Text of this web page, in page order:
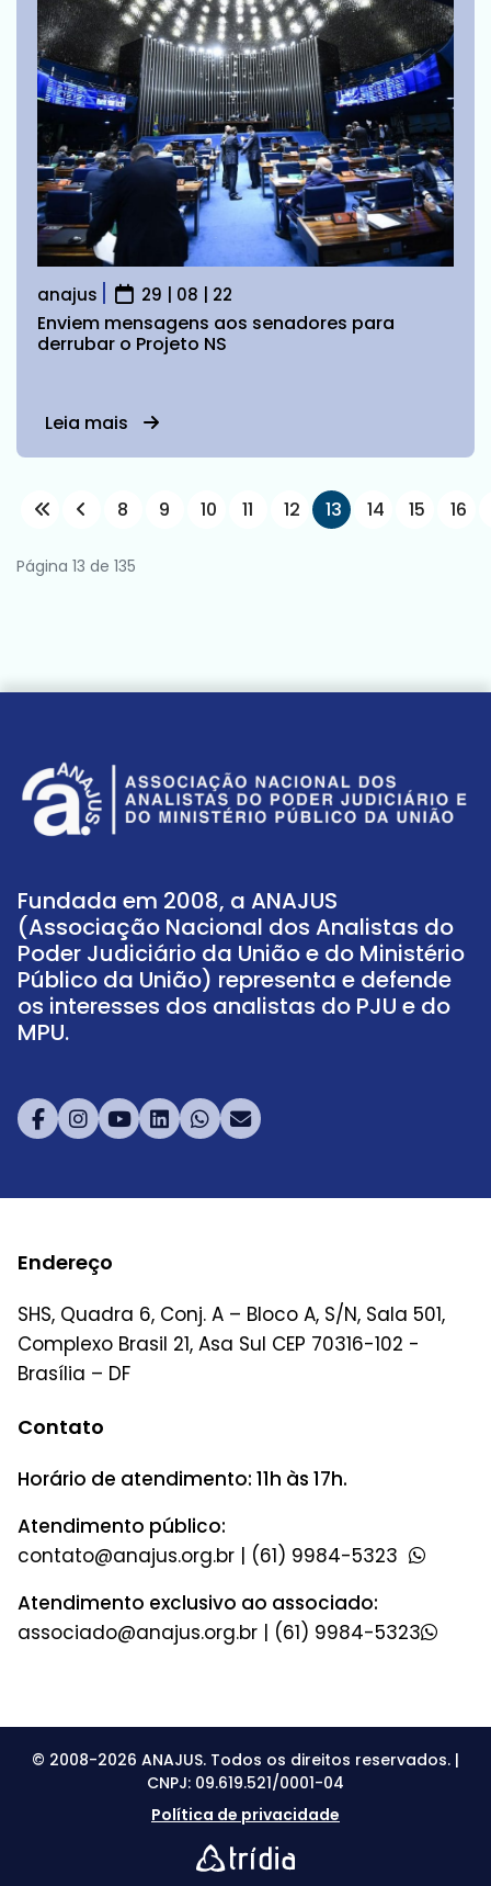
anajus 29 | 08 | 22
Enviem mensagens aos senadores para
derrubar o Projeto NS
Leia mais
8 9 10 11 12 13 14 15 16
Página 13 de 135
Fundada em 2008, a ANAJUS
(Associação Nacional dos Analistas do
Poder Judiciário da União e do Ministério
Público da União) representa e defende
os interesses dos analistas do PJU e do
MPU.
Endereço
SHS, Quadra 6, Conj. A – Bloco A, S/N, Sala 501,
Complexo Brasil 21, Asa Sul CEP 70316-102 -
Brasília – DF
Contato
Horário de atendimento: 11h às 17h.
Atendimento público:
| (61) 9984-5323
Atendimento exclusivo ao associado:
| (61) 9984-5323
© 2008-2026 ANAJUS. Todos os direitos reservados. |
CNPJ: 09.619.521/0001-04
Política de privacidade